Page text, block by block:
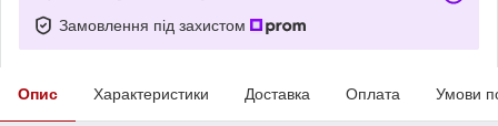
Замовлення під захистом
Опис Характеристики Доставка Оплата Умови